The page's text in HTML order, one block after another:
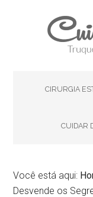
CIRURGIA
CUIDAR
Você está aqui:
Desvende os